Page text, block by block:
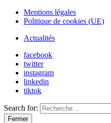
Mentions légales
Politique de cookies (UE)
Actualités
facebook
twitter
instagram
linkedin
tiktok
Search for:
Fermer